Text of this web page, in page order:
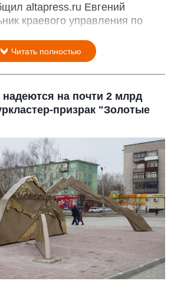
altapress.ru Евгений
краевого управления по
Читать полностью
на почти 2 млрд
призрак "Золотые